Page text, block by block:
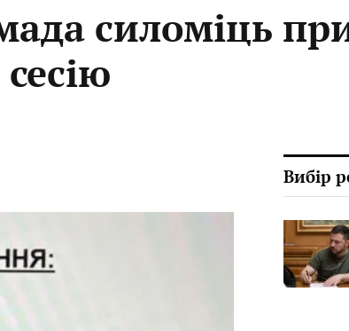
силоміць
Вибір